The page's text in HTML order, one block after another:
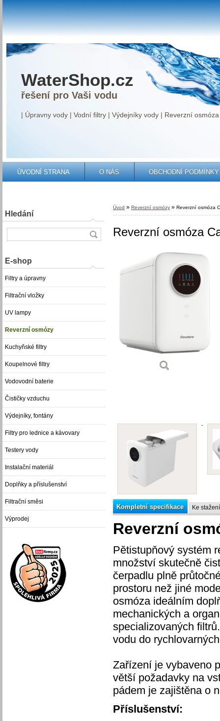
WaterShop.cz
řešení pro Vaši vodu
| Úpravny vody | Vodní filtry | Výdejníky vody | Reverzní
ÚVODNÍ STRANA O NÁS OBCHODNÍ PODMÍNKY
Hledání
E-shop
Filtry a úpravny
Filtrační vložky
UV lampy
Reverzní osmózy
Kuchyňské filtry
Koupelnové filtry
Vodovodní baterie
Čističky vzduchu
Výdejníky, fontány
Filtry pro lednice a kávovary
Testery vody
Instalační materiál
Doplňky a příslušenství
Filtrační směsi
Výprodej
Úvod » Reverzní osmózy » Reverzní osmóza
Reverzní osmóza
Kompletní specifikace Ke stažení
Reverzní
Pětistupňový systém
množství skutečně
čerpadlu plně
prostoru než jiné
osmóza ideálním
mechanických a
specializovaných
vodu do
Zařízení je vybaveno
větší požadavky na
pádem je zajištěna o
Příslušenství: